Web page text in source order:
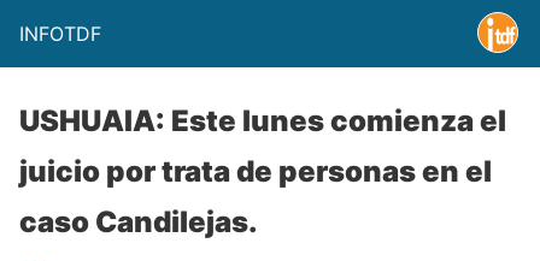
INFOTDF
USHUAIA: Este lunes comienza el
juicio por trata de personas en el
caso Candilejas.